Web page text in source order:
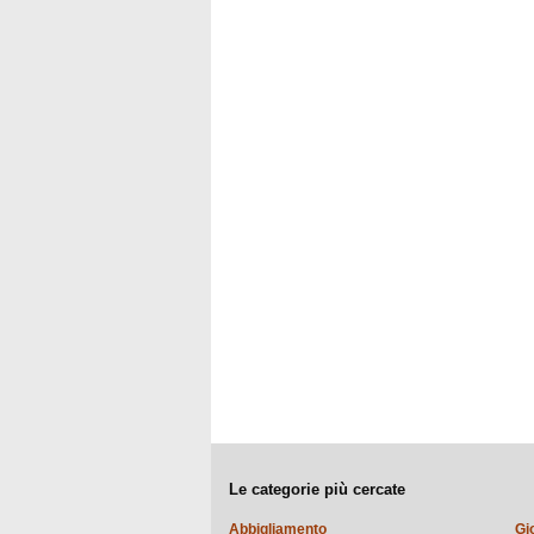
Le categorie più cercate
Abbigliamento